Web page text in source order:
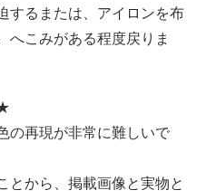
するまたは、アイロンを布
へこみがある程度戻りま
の再現が非常に難しいで
とから、掲載画像と実物と